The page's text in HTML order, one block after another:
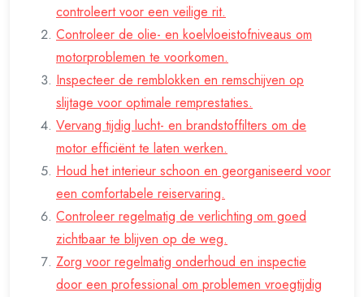
controleert voor een veilige rit.
Controleer de olie- en koelvloeistofniveaus om
motorproblemen te voorkomen.
Inspecteer de remblokken en remschijven op
slijtage voor optimale remprestaties.
Vervang tijdig lucht- en brandstoffilters om de
motor efficiënt te laten werken.
Houd het interieur schoon en georganiseerd voor
een comfortabele reiservaring.
Controleer regelmatig de verlichting om goed
zichtbaar te blijven op de weg.
Zorg voor regelmatig onderhoud en inspectie
door een professional om problemen vroegtijdig